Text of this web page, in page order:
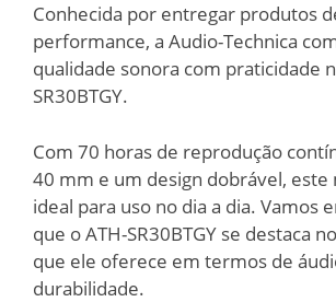
Conhecida por entregar produtos
performance, a Audio-Technica
qualidade sonora com praticidade
SR30BTGY.
Com 70 horas de reprodução
40 mm e um design dobrável, este
ideal para uso no dia a dia. Vamos
que o ATH-SR30BTGY se destaca
que ele oferece em termos de
durabilidade.